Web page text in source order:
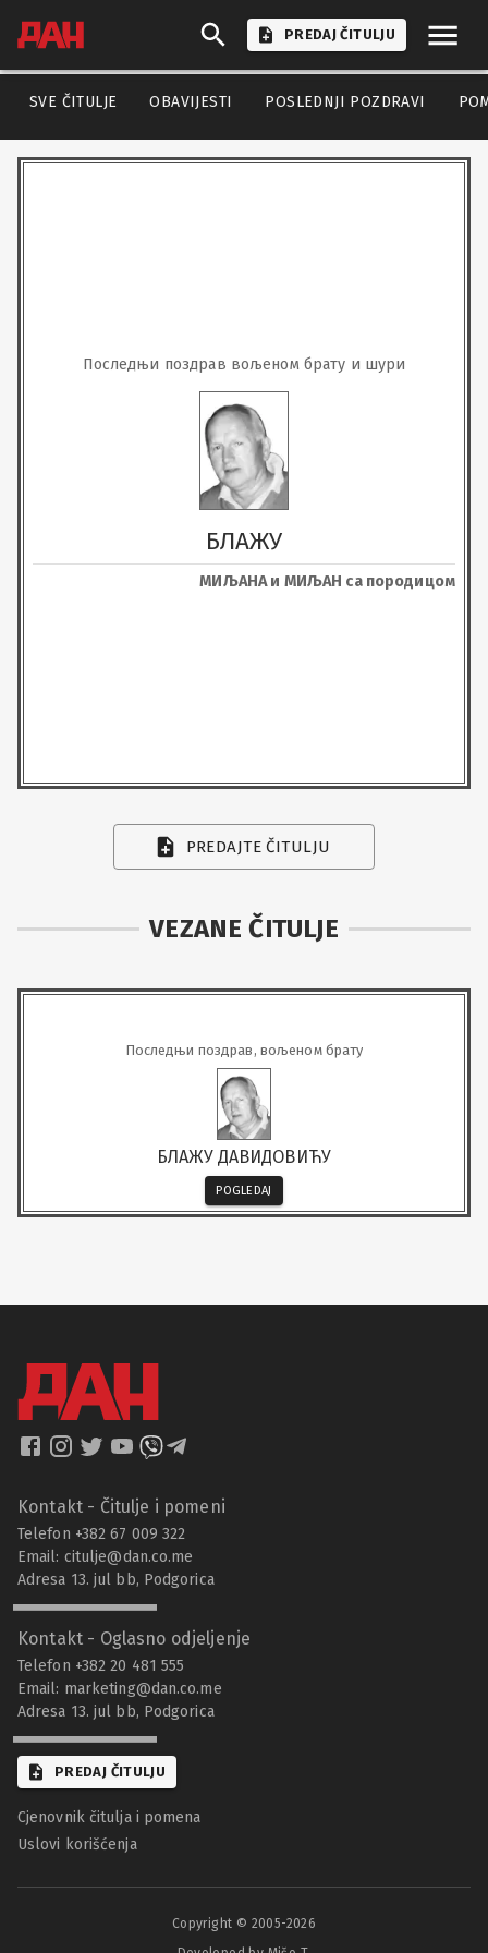
PREDAJ ČITULJU
SVE ČITULJE OBAVIJESTI POSLEDNJI POZDRAVI
Последњи поздрав вољеном брату и шури
БЛАЖУ
МИЉАНА и МИЉАН са породицом
PREDAJTE ČITULJU
VEZANE ČITULJE
Последњи поздрав, вољеном брату
БЛАЖУ ДАВИДОВИЋУ
POGLEDAJ
Kontakt - Čitulje i pomeni
Telefon +382 67 009 322
Email: citulje@dan.co.me
Adresa 13. jul bb, Podgorica
Kontakt - Oglasno odjeljenje
Telefon +382 20 481 555
Email: marketing@dan.co.me
Adresa 13. jul bb, Podgorica
PREDAJ ČITULJU
Cjenovnik čitulja i pomena
Uslovi korišćenja
Copyright © 2005-2026